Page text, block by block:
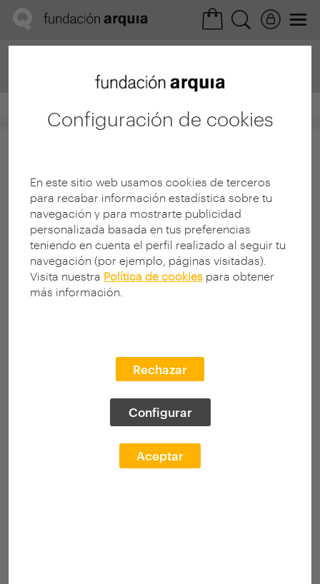
Configuración de cookies
En este sitio web usamos cookies de terceros
para recabar información estadística sobre tu
navegación y para mostrarte publicidad
personalizada basada en tus preferencias
teniendo en cuenta el perfil realizado al seguir tu
navegación (por ejemplo, páginas visitadas).
Visita nuestra Política de cookies para obtener
más información.
Rechazar
Configurar
Aceptar
Ficha realización